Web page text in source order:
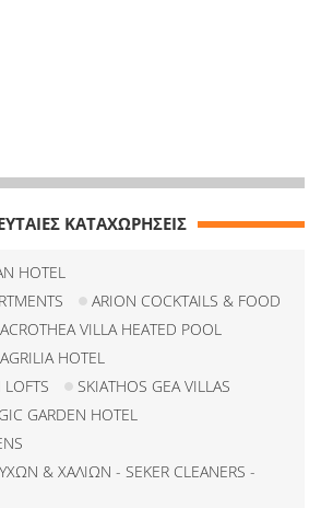
ΚΑΤΑΧΩΡΗΣΕΙΣ
HOTEL
ARION COCKTAILS & FOOD
ACROTHEA VILLA HEATED POOL
AGRILIA HOTEL
SKIATHOS GEA VILLAS
GARDEN HOTEL
& ΧΑΛΙΩΝ - SEKER CLEANERS -